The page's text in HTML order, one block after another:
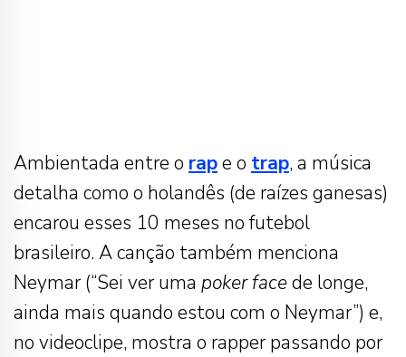
Ambientada entre o rape o trap, a música
detalha como o holandês (de raízes ganesas)
encarou esses 10 meses no futebol
brasileiro. A canção também menciona
Neymar (“Sei ver uma poker facede longe,
ainda mais quando estou com o Neymar”) e,
no videoclipe, mostra o rapper passando por